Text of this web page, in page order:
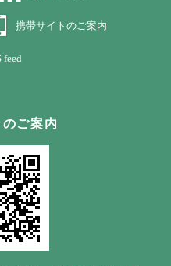
携帯サイトのご案内
feed
ご案内